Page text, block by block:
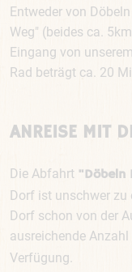
Entweder von
Weg" (beides ca.
Eingang von
Rad beträgt ca. 20
ANREISE MIT
Die Abfahrt "Döbeln
Dorf ist unschwer zu
Dorf schon von der
ausreichende Anzahl
Verfügung.